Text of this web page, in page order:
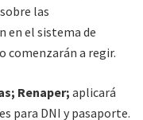
sobre las
en el sistema de
comenzarán a regir.
Renaper; aplicará
para DNI y pasaporte.